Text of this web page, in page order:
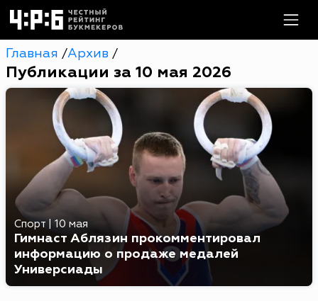
Главная /Архив /
Публикации за 10 мая 2026
Спорт|10 мая
Гимнаст Аблязин прокомментировал
информацию о продаже медалей
Универсиады